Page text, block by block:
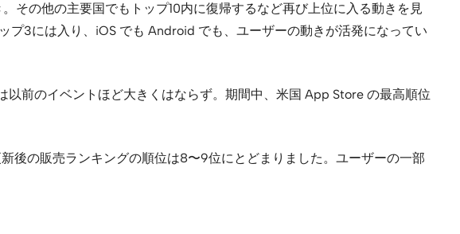
その他の主要国でもトップ10内に復帰するなど再び上位に入る動きを見
3には入り、iOS でも Android でも、ユーザーの動きが活発になってい
前のイベントほど大きくはならず。期間中、米国 App Store の最高順位
後の販売ランキングの順位は8〜9位にとどまりました。ユーザーの一部